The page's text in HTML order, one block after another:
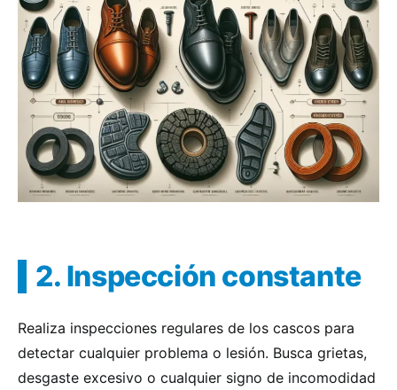
2. Inspección constante
Realiza inspecciones regulares de los cascos para
detectar cualquier problema o lesión. Busca grietas,
desgaste excesivo o cualquier signo de incomodidad